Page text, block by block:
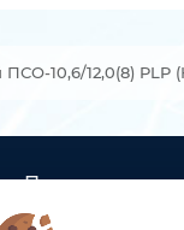
10,6/12,0(8) PLP
Подписка